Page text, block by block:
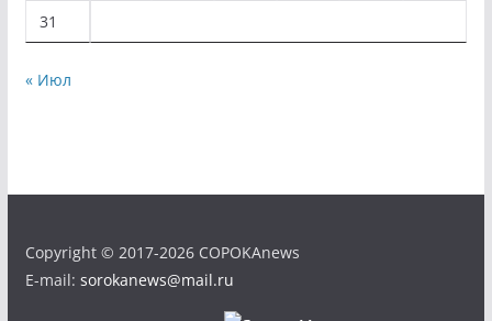
31
« Июл
Copyright © 2017-2026 COPOKAnews
E-mail: sorokanews@mail.ru